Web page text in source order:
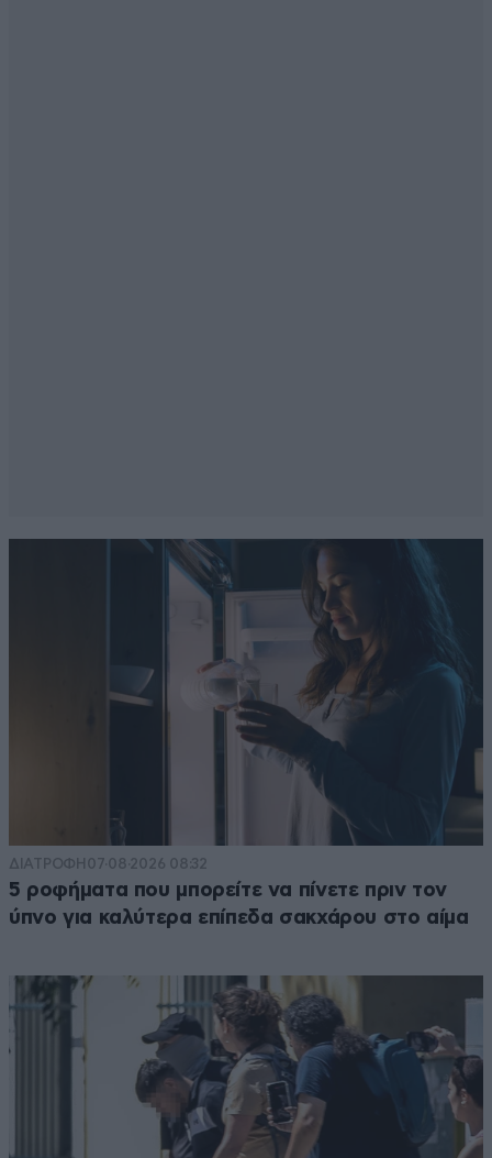
ΔΙΑΤΡΟΦΗ 07·08·2026 08:32
5 ροφήματα που μπορείτε να πίνετε πριν τον
ύπνο για καλύτερα επίπεδα σακχάρου στο αίμα